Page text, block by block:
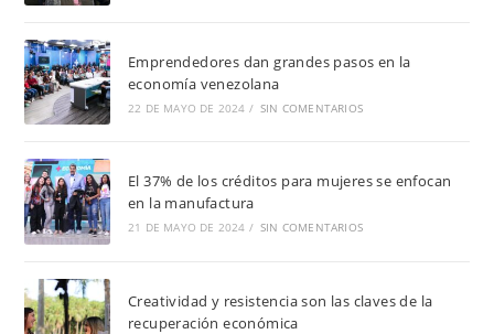
Emprendedores dan grandes pasos en la
economía venezolana
22 DE MAYO DE 2024 / SIN COMENTARIOS
El 37% de los créditos para mujeres se enfocan
en la manufactura
21 DE MAYO DE 2024 / SIN COMENTARIOS
Creatividad y resistencia son las claves de la
recuperación económica